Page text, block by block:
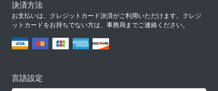
決済方法
お支払いは、クレジットカード決済がご利用いただけます。クレジ
ットカードをお持ちでない方は、事務局までご連絡ください。
言語設定